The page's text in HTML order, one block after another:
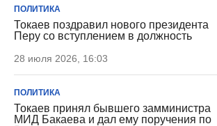
ПОЛИТИКА
Токаев поздравил нового президента
Перу со вступлением в должность
28 июля 2026, 16:03
ПОЛИТИКА
Токаев принял бывшего замминистра
МИД Бакаева и дал ему поручения по